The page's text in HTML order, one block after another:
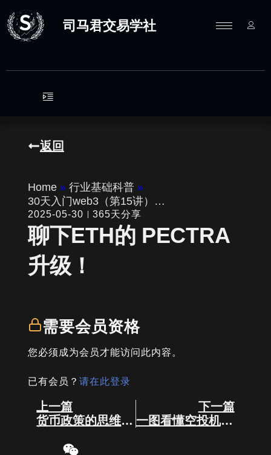
至
内
司马君交易学社
返回
Home » 行业基础科普 »
30天入门web3（第15讲）…
2025-05-30 365天分享
聊下ETH的 PECTRA
升级！
需要会员资格
您必须成为会员才能访问此内容。
已有会员？ 请在此登录
Prev
上一篇
货币政策的思维导图
下一篇
一图看懂空投机制演变史！